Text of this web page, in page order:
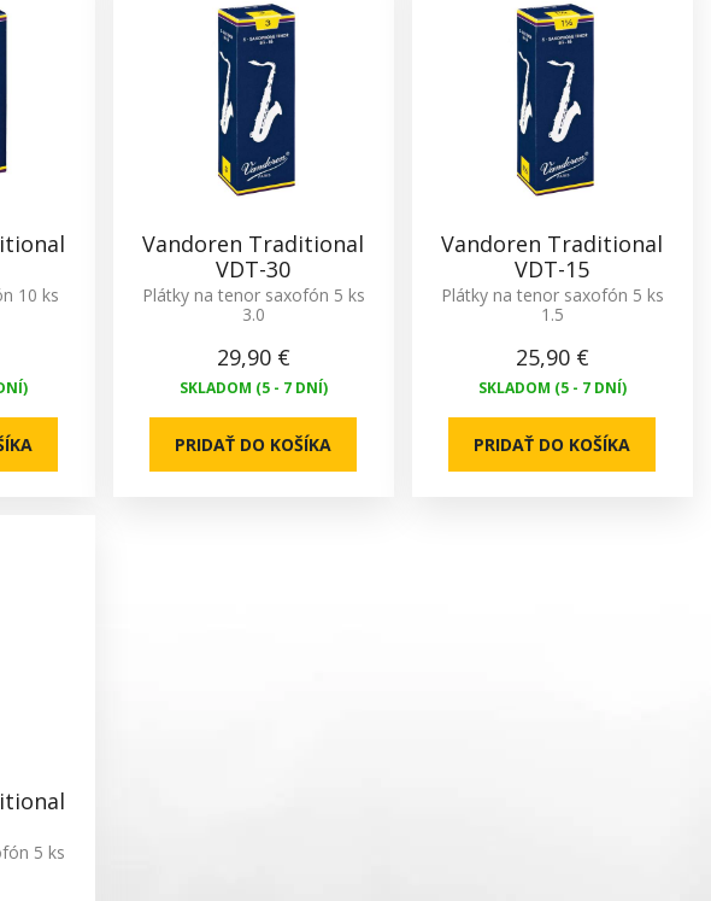
10 ks
Vandoren Traditional
VDT-30
Plátky na tenor saxofón 5 ks
3.0
29,90 €
SKLADOM (5 - 7 DNÍ)
PRIDAŤ DO KOŠÍKA
Vandoren Traditional
VDT-15
Plátky na tenor saxofón 5 ks
1.5
25,90 €
SKLADOM (5 - 7 DNÍ)
PRIDAŤ DO KOŠÍKA
5 ks